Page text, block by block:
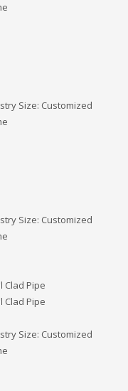
Size: Customized
Size: Customized
Clad Pipe
Clad Pipe
Size: Customized